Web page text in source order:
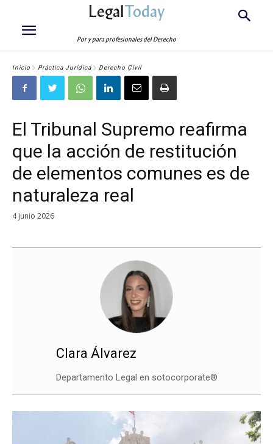
LegalToday
Por y para profesionales del Derecho
Inicio Práctica Jurídica Derecho Civil
El Tribunal Supremo reafirma
que la acción de restitución
de elementos comunes es de
naturaleza real
4 junio 2026
Clara Álvarez
Departamento Legal en sotocorporate®